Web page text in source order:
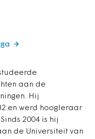
aan de
Hij
en werd hoogleraar
2004 is hij
de Universiteit van